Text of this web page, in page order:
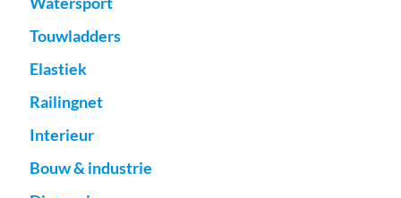
Touwladders
Elastiek
Railingnet
Interieur
Bouw & industrie